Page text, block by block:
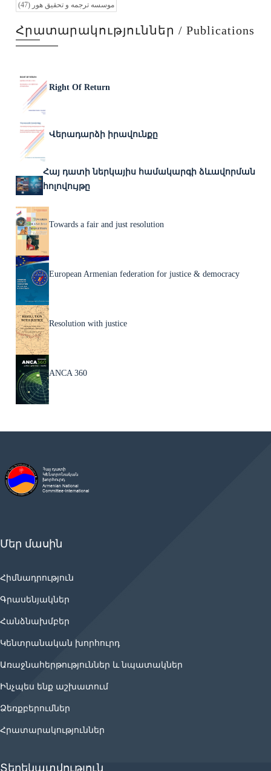
موسسه ترجمه و تحقیق هور (47)
Հրատարակություններ / Publications
Right Of Return
Վերադարձի իրավունքը
Հայ դատի ներկայիս համակարգի ձևավորման
հոլովույթը
Towards a fair and just resolution
European Armenian federation for justice & democracy
Resolution with justice
ANCA 360
Մեր մասին
Հիմնադրություն
Գրասենյակներ
Հանձնախմբեր
Կենտրանական խորհուրդ
Առաջնահերթություններ և նպատակներ
Ինչպես ենք աշխատում
Ձեռքբերումներ
Հրատարակություններ
Տեղեկատվություն